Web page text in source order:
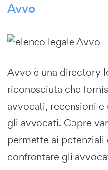
Avvo
Avvo è una directory
riconosciuta che
avvocati, recensioni
gli avvocati. Copre
permette ai potenziali
confrontare gli